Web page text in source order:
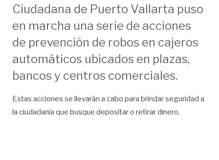
Ciudadana de Puerto Vallarta puso
en marcha una serie de acciones
de prevención de robos en cajeros
automáticos ubicados en plazas,
bancos y centros comerciales.
Estas acciones se llevarán a cabo para brindar seguridad a
la ciudadanía que busque depositar o retirar dinero.